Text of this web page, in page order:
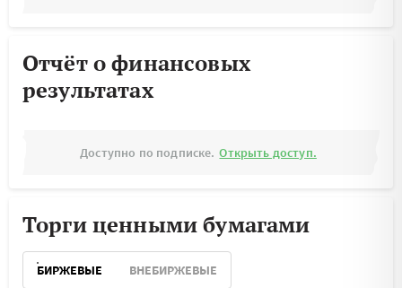
Отчёт о финансовых
результатах
Доступно по подписке. Открыть доступ.
Торги ценными бумагами
БИРЖЕВЫЕ ВНЕБИРЖЕВЫЕ